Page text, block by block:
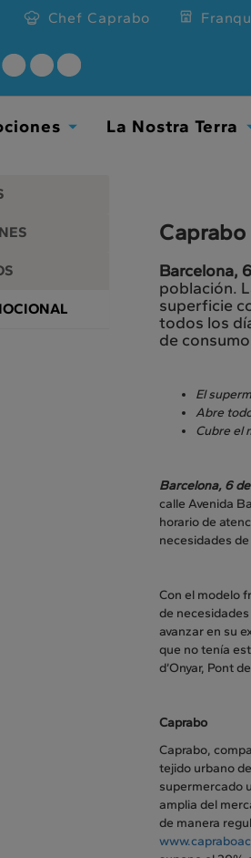
Chef Caprabo
La Nostra Terra
Caprabo
Barcelona,
población.
superficie
todos los
de
El
Abre
Cubre el
Barcelona, 6
calle Avenida
horario de
necesidades
Con el modelo
de
avanzar en su
que no tenía
d’Onyar, Pont
Caprabo
Caprabo,
tejido urbano
supermercado
amplia del
de manera